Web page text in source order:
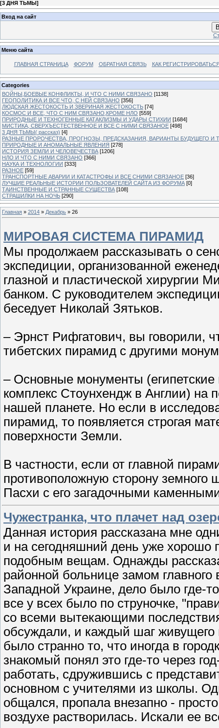
[3 ДНЯ ТЬМЫ]
Вход на сайт
Меню сайта
ГЛАВНАЯ СТРАНИЦА ФОРУМ ОБРАТНАЯ СВЯЗЬ КАК
Categories
ВОЙНЫ,БОЕВЫЕ КОНФЛИКТЫ, И ЧТО С НИМИ СВЯЗАНО [1138]
ГЕОПОЛИТИКА И ВСЕ ЧТО, С НЕЙ СВЯЗАНО [356]
ЛЮДСКАЯ ЖЕСТОКОСТЬ И ЗВЕРИНАЯ ЖЕСТОКОСТЬ [74]
КОСМОС И ВСЕ, ЧТО С НИМ СВЯЗАНО,КРОМЕ НЛО [559]
ПРИРОДНЫЕ И ТЕХНОГЕННЫЕ КАТАКЛИЗМЫ И УДАРЫ СТИХИИ [1684]
МИСТИКА, СВЕРХЪЕСТЕСТВЕННОЕ И ВСЕ С НИМИ СВЯЗАНОЕ [498]
3 ДНЯ ТЬМЫ( рассказ) [4]
РАЗНЫЕ ПРОРОЧЕСТВА, ПРОГНОЗЫ, ПРЕДСКАЗАНИЯ, ВАРИАНТЫ БУДУЩЕГО И
ПРИРОДНЫЕ И АНОМАЛЬНЫЕ ЯВЛЕНИЯ [278]
ИСТОРИЯ ЗЕМЛИ И ЧЕЛОВЕЧЕСТВА [1206]
НЛО И ЧТО С НИМИ СВЯЗАНО [366]
НАУКА И ТЕХНОЛОГИИ [333]
РАЗНОЕ [59]
ТРАНСПОРТНЫЕ АВАРИИ И КАТАСТРОФЫ И ВСЕ СНИМИ СВЯЗАНОЕ [36]
ЛУЧШИЕ РЕАЛЬНЫЕ ИСТОРИИ ПОЛЬЗОВАТЕЛЕЙ САЙТА ИЗ ФОРУМА [0]
ТАИНСТВЕННЫЕ И СТРАННЫЕ СУЩЕСТВА [108]
СТРАШИЛКИ НА НОЧЬ [290]
Главная » 2014 » Декабрь » 26
МИРОВАЯ СИСТЕМА ПИРАМИД
Мы продолжаем рассказывать о
экспедиции, организованной
глазной и пластической хирургии
банком. С руководителем
беседует Николай Зятьков.
– Эрнст Рифгатович, вы говорили,
тибетских пирамид с другими
– Основные монументы
комплекс Стоунхендж в Англии) на
нашей планете. Но если в
пирамид, то появляется строгая
поверхности Земли.
В частности, если от главной
противоположную сторону земного
Пасхи с его загадочными
Чужестранка, что плачет над
Данная история рассказана мне
и на сегодняшний день уже
подобным вещам. Однажды
районной больнице замом
Западной Украине, дело было где-
все у всех было по струночке,
со всеми вытекающими
обсуждали, и каждый шаг живущего
было странно то, что иногда в
знакомый понял это где-то через
работать, сдружившись с
основном с учителями из школы.
общался, пропала внезапно -
воздухе растворилась. Искали ее